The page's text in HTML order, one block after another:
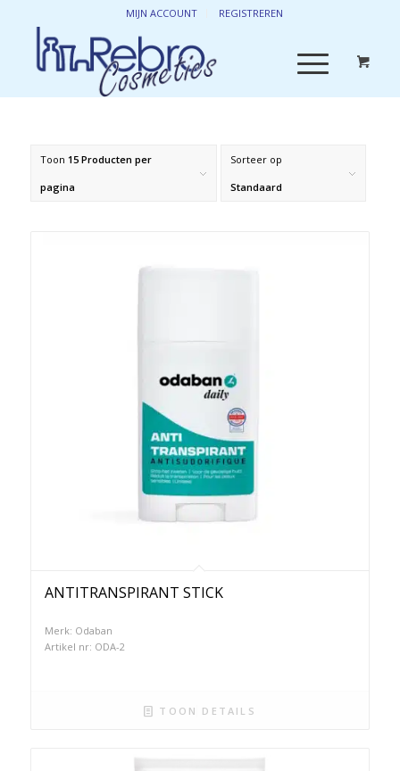
MIJN ACCOUNT REGISTREREN
Sorteer op
Standaard
Toon 15 Producten per
pagina
ANTITRANSPIRANT STICK
Merk: Odaban
Artikel nr: ODA-2
TOON DETAILS